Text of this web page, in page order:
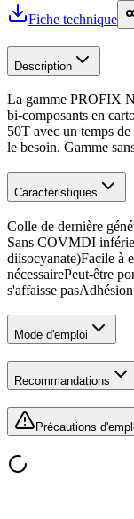
Fiche technique
Description
La gamme PROFIX
bi-composants en
50T avec un temps
le besoin. Gamme
Caractéristiques
Colle de dernière
Sans COVMDI
diisocyanate)Facile à
nécessairePeut-être
s'affaisse
Mode d'emploi
Recommandations
Précautions